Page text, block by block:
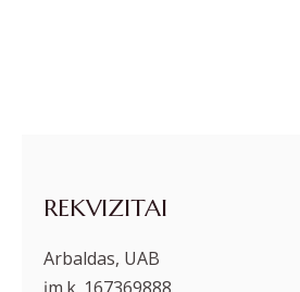
REKVIZITAI
Arbaldas, UAB